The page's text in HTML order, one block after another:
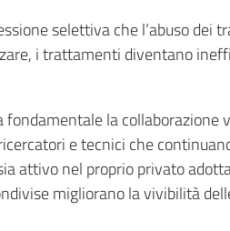
selettiva che l’abuso dei
i trattamenti diventano
la collaborazione
e tecnici che
attivo nel proprio privato
migliorano la vivibilità